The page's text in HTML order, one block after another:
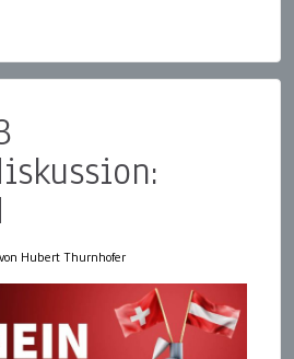
von Hubert Thurnhofer